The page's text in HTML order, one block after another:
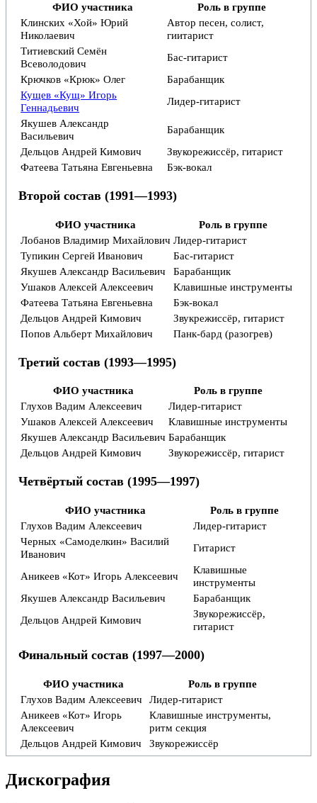
ФИО участника
Роль в группе
Клинских «Хой» Юрий
Николаевич
Автор песен, солист,
гиитарист
Титиевский Семён
Всеволодович
Бас-гитарист
Крючков «Крюк» Олег
Барабанщик
Кущев «Кущ» Игорь
Геннадьевич
Лидер-гитарист
Якушев Александр
Васильевич
Барабанщик
Дельцов Андрей Кимович
Звукорежиссёр, гитарист
Фатеева Татьяна Евгеньевна
Бэк-вокал
Второй состав (1991—1993)
ФИО участника
Роль в группе
Лобанов Владимир Михайлович Лидер-гитарист
Тупикин Сергей Иванович
Бас-гитарист
Якушев Александр Васильевич
Барабанщик
Ушаков Алексей Алексеевич
Клавишные инструменты
Фатеева Татьяна Евгеньевна
Бэк-вокал
Дельцов Андрей Кимович
Звукрежиссёр, гитарист
Попов Альберт Михайлович
Панк-бард (разогрев)
Третий состав (1993—1995)
ФИО участника
Роль в группе
Глухов Вадим Алексеевич
Лидер-гитарист
Ушаков Алексей Алексеевич
Клавишные инструменты
Якушев Александр Васильевич Барабанщик
Дельцов Андрей Кимович
Звукорежиссёр, гитарист
Четвёртый состав (1995—1997)
ФИО участника
Роль в группе
Глухов Вадим Алексеевич
Лидер-гитарист
Черных «Самоделкин» Василий
Иванович
Гитарист
Аникеев «Кот» Игорь Алексеевич
Клавишные
инструменты
Якушев Александр Васильевич
Барабанщик
Дельцов Андрей Кимович
Звукорежиссёр,
гитарист
Финальный состав (1997—2000)
ФИО участника
Роль в группе
Глухов Вадим Алексеевич
Лидер-гитарист
Аникеев «Кот» Игорь
Алексеевич
Клавишные инструменты,
ритм секция
Дельцов Андрей Кимович
Звукорежиссёр
Дискография